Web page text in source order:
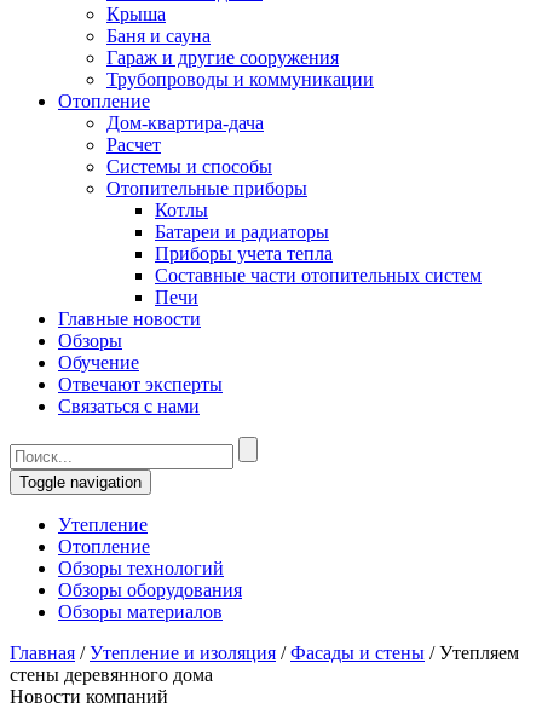
Крыша
Баня и сауна
Гараж и другие сооружения
Трубопроводы и коммуникации
Отопление
Дом-квартира-дача
Расчет
Системы и способы
Отопительные приборы
Котлы
Батареи и радиаторы
Приборы учета тепла
Составные части отопительных систем
Печи
Главные новости
Обзоры
Обучение
Отвечают эксперты
Связаться с нами
Toggle navigation
Утепление
Отопление
Обзоры технологий
Обзоры оборудования
Обзоры материалов
Главная /Утепление и изоляция /Фасады и стены /Утепляем
стены деревянного дома
Новости компаний